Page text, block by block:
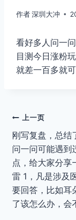
作者深圳大冲
看好多人问一
目测今日涨粉
就差一百多就
文
章
导
航
上一页
刚写复盘，总结
问一问可能遇到
点，给大家分享
雷 1，凡是涉及
要回答，比如耳
了该怎么办，会